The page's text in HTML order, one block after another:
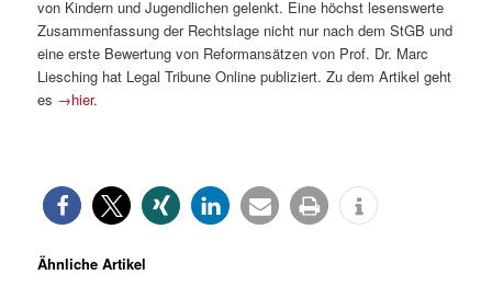
von Kindern und Jugendlichen gelenkt. Eine höchst lesenswerte
Zusammenfassung der Rechtslage nicht nur nach dem StGB und
eine erste Bewertung von Reformansätzen von Prof. Dr. Marc
Liesching hat Legal Tribune Online publiziert. Zu dem Artikel geht
es →hier.
Ähnliche Artikel